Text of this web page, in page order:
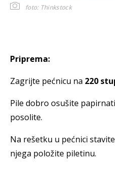
foto: Thinkstock
Priprema:
Zagrijte pećnicu na 220
Pile dobro osušite
posolite.
Na rešetku u pećnici
njega položite piletinu.